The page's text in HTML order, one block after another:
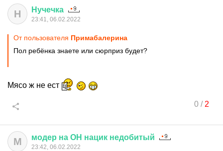
Н Нучечка
23:41, 06.02.2022
От пользователя Примaбaлерина
Пол ребёнка знаете или сюрприз будет?
Мясо ж не ест
0/ 2
М модер на ОН нацик недобитый
23:42, 06.02.2022